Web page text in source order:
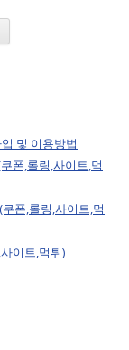
및 이용방법
폰,롤링,사이트,먹
폰,롤링,사이트,먹
이트,먹튀)